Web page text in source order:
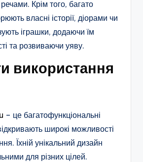
Крім того, багато
власні історії, діорами чи
іграшки, додаючи їм
та розвиваючи уяву.
використання
– це багатофункціональні
широкі можливості
Їхній унікальний дизайн
для різних цілей.